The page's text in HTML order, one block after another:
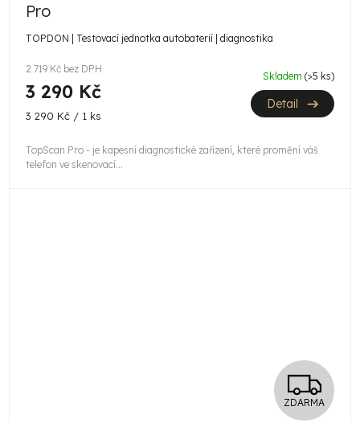
M
A
Pro
TOPDON | Testovací jednotka autobaterií | diagnostika
2 719 Kč bez DPH
3 290 Kč
Měrná
3 290 Kč / 1 ks
Skladem (>5 ks)
Detail
TopScan Pro - je kapesní diagnostické zařízení, které promění váš
telefon ve skenovací...
Z
ZDARMA